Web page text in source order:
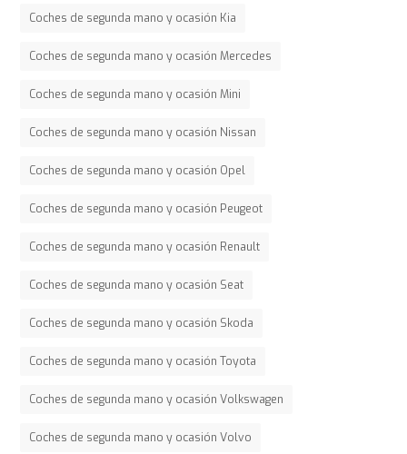
Coches de segunda mano y ocasión Kia
Coches de segunda mano y ocasión Mercedes
Coches de segunda mano y ocasión Mini
Coches de segunda mano y ocasión Nissan
Coches de segunda mano y ocasión Opel
Coches de segunda mano y ocasión Peugeot
Coches de segunda mano y ocasión Renault
Coches de segunda mano y ocasión Seat
Coches de segunda mano y ocasión Skoda
Coches de segunda mano y ocasión Toyota
Coches de segunda mano y ocasión Volkswagen
Coches de segunda mano y ocasión Volvo